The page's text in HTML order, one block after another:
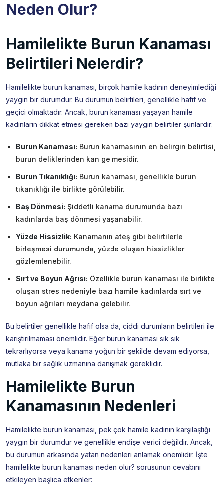
Neden Olur?
Hamilelikte Burun Kanaması
Belirtileri Nelerdir?
Hamilelikte burun kanaması, birçok hamile kadının deneyimlediği
yaygın bir durumdur. Bu durumun belirtileri, genellikle hafif ve
geçici olmaktadır. Ancak, burun kanaması yaşayan hamile
kadınların dikkat etmesi gereken bazı yaygın belirtiler şunlardır:
Burun Kanaması: Burun kanamasının en belirgin belirtisi,
burun deliklerinden kan gelmesidir.
Burun Tıkanıklığı: Burun kanaması, genellikle burun
tıkanıklığı ile birlikte görülebilir.
Baş Dönmesi: Şiddetli kanama durumunda bazı
kadınlarda baş dönmesi yaşanabilir.
Yüzde Hissizlik: Kanamanın ateş gibi belirtilerle
birleşmesi durumunda, yüzde oluşan hissizlikler
gözlemlenebilir.
Sırt ve Boyun Ağrısı: Özellikle burun kanaması ile birlikte
oluşan stres nedeniyle bazı hamile kadınlarda sırt ve
boyun ağrıları meydana gelebilir.
Bu belirtiler genellikle hafif olsa da, ciddi durumların belirtileri ile
karıştırılmaması önemlidir. Eğer burun kanaması sık sık
tekrarlıyorsa veya kanama yoğun bir şekilde devam ediyorsa,
mutlaka bir sağlık uzmanına danışmak gereklidir.
Hamilelikte Burun
Kanamasının Nedenleri
Hamilelikte burun kanaması, pek çok hamile kadının karşılaştığı
yaygın bir durumdur ve genellikle endişe verici değildir. Ancak,
bu durumun arkasında yatan nedenleri anlamak önemlidir. İşte
hamilelikte burun kanaması neden olur? sorusunun cevabını
etkileyen başlıca etkenler: